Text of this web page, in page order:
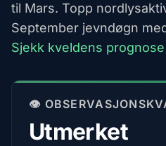
til Mars. Topp
September jevndøgn
Sjekk kveldens
👁️
Utmerket